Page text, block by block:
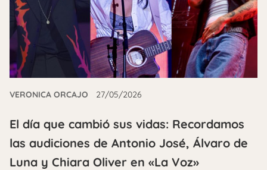
VERONICA ORCAJO 27/05/2026
El día que cambió sus vidas: Recordamos
las audiciones de Antonio José, Álvaro de
Luna y Chiara Oliver en «La Voz»